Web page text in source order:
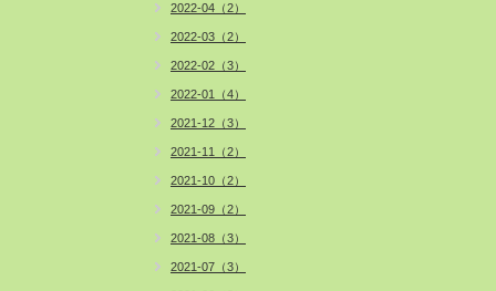
2022-04（2）
2022-03（2）
2022-02（3）
2022-01（4）
2021-12（3）
2021-11（2）
2021-10（2）
2021-09（2）
2021-08（3）
2021-07（3）